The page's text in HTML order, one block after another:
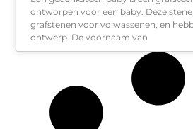
ontworpen voor een baby. Deze
grafstenen voor volwassenen, en
ontwerp. De voornaam van